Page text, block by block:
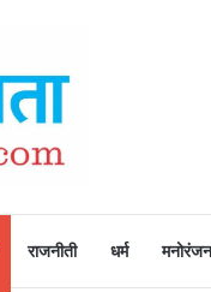
राजनीती धर्म मनोरंजन